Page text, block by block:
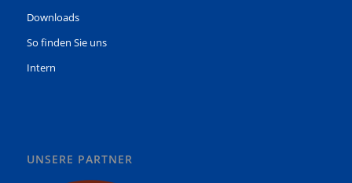
Downloads
So finden Sie uns
Intern
UNSERE PARTNER